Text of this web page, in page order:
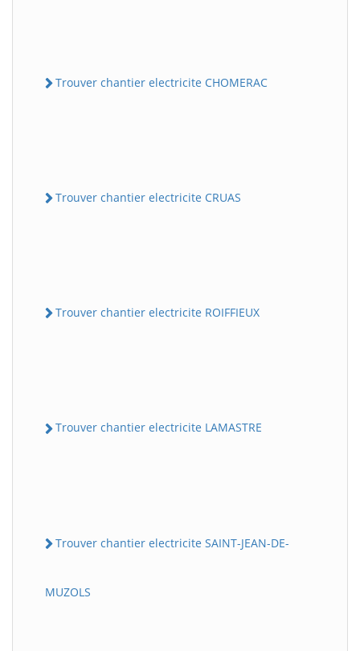
Trouver chantier electricite CHOMERAC
Trouver chantier electricite CRUAS
Trouver chantier electricite ROIFFIEUX
Trouver chantier electricite LAMASTRE
Trouver chantier electricite SAINT-JEAN-DE-
MUZOLS